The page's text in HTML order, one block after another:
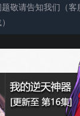
敬请告知我们（